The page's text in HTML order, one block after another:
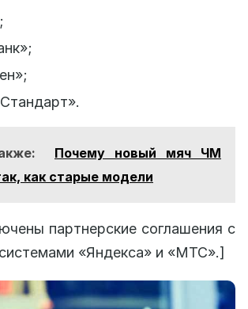
Почему новый мяч ЧМ
как старые модели
партнерские соглашения с
«Яндекса» и «МТС».]